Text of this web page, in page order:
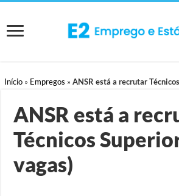
Início » Empregos »ANSR está a recrutar
ANSR está a
Técnicos
vagas)